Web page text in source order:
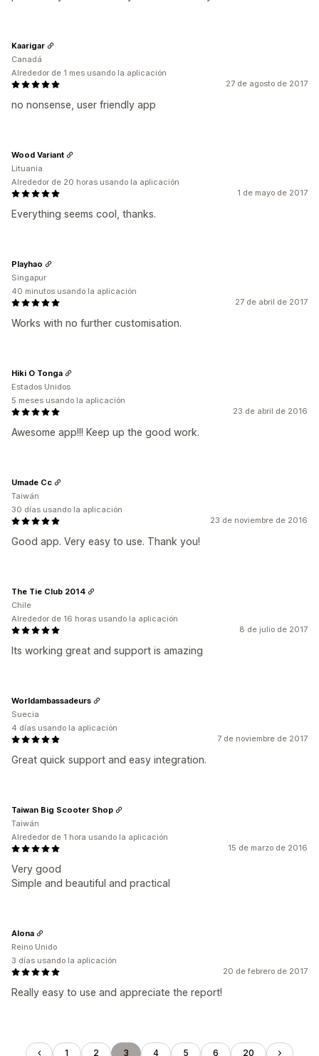
27 de agosto de 2017
no nonsense, user friendly app
Kaarigar
Canadá
Alrededor de 1 mes usando la aplicación
1 de mayo de 2017
Everything seems cool, thanks.
Wood Variant
Lituania
Alrededor de 20 horas usando la aplicación
27 de abril de 2017
Works with no further customisation.
Playhao
Singapur
40 minutos usando la aplicación
23 de abril de 2016
Awesome app!!! Keep up the good work.
Hiki O Tonga
Estados Unidos
5 meses usando la aplicación
23 de noviembre de 2016
Good app. Very easy to use. Thank you!
Umade Cc
Taiwán
30 días usando la aplicación
8 de julio de 2017
Its working great and support is amazing
The Tie Club 2014
Chile
Alrededor de 16 horas usando la aplicación
7 de noviembre de 2017
Great quick support and easy integration.
Worldambassadeurs
Suecia
4 días usando la aplicación
15 de marzo de 2016
Very good
Simple and beautiful and practical
Taiwan Big Scooter Shop
Taiwán
Alrededor de 1 hora usando la aplicación
20 de febrero de 2017
Really easy to use and appreciate the report!
Alona
Reino Unido
3 días usando la aplicación
1 2 3 4 5 6 20